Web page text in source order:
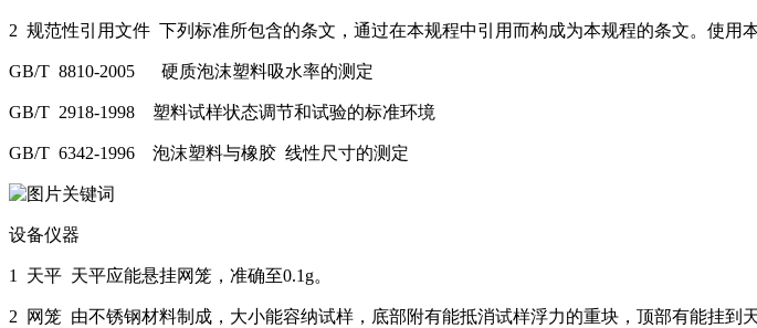
2 规范性引用文件 下列标准所包含的条文，通过在本规程中引用而构成为本规程的条文。使用
GB/T 8810-2005 硬质泡沫塑料吸水率的测定
GB/T 2918-1998 塑料试样状态调节和试验的标准环境
GB/T 6342-1996 泡沫塑料与橡胶 线性尺寸的测定
设备仪器
1 天平 天平应能悬挂网笼，准确至0.1g。
2 网笼 由不锈钢材料制成，大小能容纳试样，底部附有能抵消试样浮力的重块，顶部有能挂到